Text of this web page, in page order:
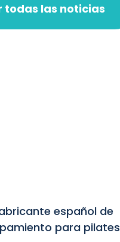
todas las noticias
español de
para pilates